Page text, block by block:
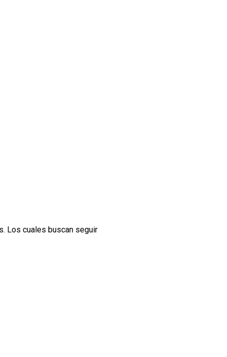
Los cuales buscan seguir